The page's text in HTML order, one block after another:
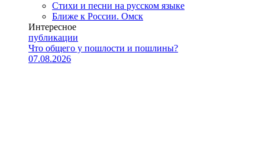
Стихи и песни на русском языке
Ближе к России. Омск
Интересное
публикации
Что общего у пошлости и пошлины?
07.08.2026